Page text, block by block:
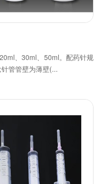
、30ml、50ml。配药针规
管管壁为薄壁(...